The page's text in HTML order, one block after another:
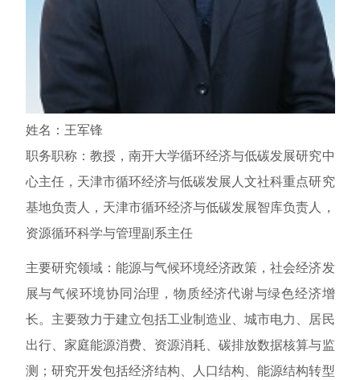
姓名：王军锋
职务职称： 教授，南开大学循环经济与低碳发展研究中
心主任，天津市循环经济与低碳发展人文社科重点研究
基地负责人，天津市循环经济与低碳发展智库负责人，
资源循环科学与管理副系主任
主要研究领域：能源与气候环境经济政策，社会经济发
展与气候环境协同治理，物质经济代谢与绿色经济增
长。主要致力于建立包括工业制造业、城市电力、居民
出行、家庭能源消费、资源消耗、碳排放数据核算与监
测；研究开发包括经济结构、人口结构、能源结构转型